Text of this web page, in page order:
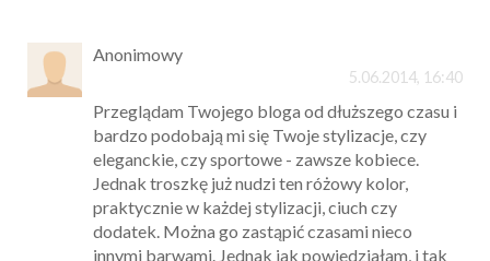
Anonimowy
5.06.2014, 16:40
Przeglądam Twojego bloga od dłuższego czasu i
bardzo podobają mi się Twoje stylizacje, czy
eleganckie, czy sportowe - zawsze kobiece.
Jednak troszkę już nudzi ten różowy kolor,
praktycznie w każdej stylizacji, ciuch czy
dodatek. Można go zastąpić czasami nieco
innymi barwami. Jednak jak powiedziałam, i tak